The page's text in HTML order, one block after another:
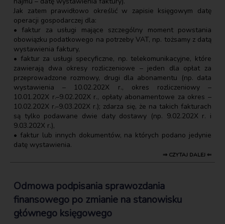
Jak zatem prawidłowo określić w zapisie księgowym datę
operacji gospodarczej dla:
• faktur za usługi mające szczególny moment powstania
obowiązku podatkowego na potrzeby VAT, np. tożsamy z datą
wystawienia faktury,
• faktur za usługi specyficzne, np. telekomunikacyjne, które
zawierają dwa okresy rozliczeniowe – jeden dla opłat za
przeprowadzone rozmowy, drugi dla abonamentu (np. data
wystawienia – 10.02.202X r., okres rozliczeniowy –
10.01.202X r.–9.02.202X r., opłaty abonamentowe za okres –
10.02.202X r.–9.03.202X r.); zdarza się, że na takich fakturach
są tylko podawane dwie daty dostawy (np. 9.02.202X r. i
9.03.202X r.),
• faktur lub innych dokumentów, na których podano jedynie
datę wystawienia.
⇒ CZYTAJ DALEJ ⇐
Odmowa podpisania sprawozdania
finansowego po zmianie na stanowisku
głównego księgowego